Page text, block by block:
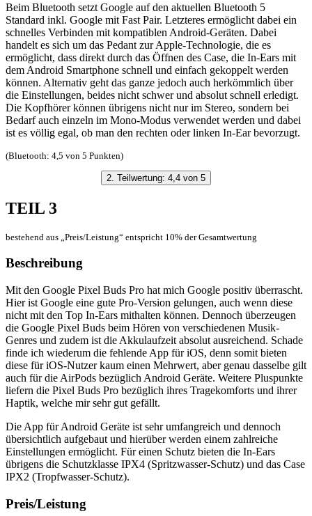
Beim Bluetooth setzt Google auf den aktuellen Bluetooth 5
Standard inkl. Google mit Fast Pair. Letzteres ermöglicht dabei ein
schnelles Verbinden mit kompatiblen Android-Geräten. Dabei
handelt es sich um das Pedant zur Apple-Technologie, die es
ermöglicht, dass direkt durch das Öffnen des Case, die In-Ears mit
dem Android Smartphone schnell und einfach gekoppelt werden
können. Alternativ geht das ganze jedoch auch herkömmlich über
die Einstellungen, beides nicht schwer und absolut schnell erledigt.
Die Kopfhörer können übrigens nicht nur im Stereo, sondern bei
Bedarf auch einzeln im Mono-Modus verwendet werden und dabei
ist es völlig egal, ob man den rechten oder linken In-Ear bevorzugt.
(Bluetooth: 4,5 von 5 Punkten)
2. Teilwertung: 4,4 von 5
TEIL 3
bestehend aus „Preis/Leistung“ entspricht 10% der Gesamtwertung
Beschreibung
Mit den Google Pixel Buds Pro hat mich Google positiv überrascht.
Hier ist Google eine gute Pro-Version gelungen, auch wenn diese
nicht mit den Top In-Ears mithalten können. Dennoch überzeugen
die Google Pixel Buds beim Hören von verschiedenen Musik-
Genres und zudem ist die Akkulaufzeit absolut ausreichend. Schade
finde ich wiederum die fehlende App für iOS, denn somit bieten
diese für iOS-Nutzer kaum einen Mehrwert, aber genau dasselbe gilt
auch für die AirPods bezüglich Android Geräte. Weitere Pluspunkte
liefern die Pixel Buds Pro bezüglich ihres Tragekomforts und ihrer
Haptik, welche mir sehr gut gefällt.
Die App für Android Geräte ist sehr umfangreich und dennoch
übersichtlich aufgebaut und hierüber werden einem zahlreiche
Einstellungen ermöglicht. Für einen Schutz bieten die In-Ears
übrigens die Schutzklasse IPX4 (Spritzwasser-Schutz) und das Case
IPX2 (Tropfwasser-Schutz).
Preis/Leistung